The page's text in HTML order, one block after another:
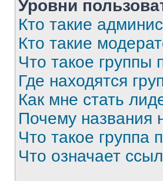
Уровни
Кто такие
Кто такие
Что такое группы
Где находятся
Как мне стать
Почему названия
Что такое группа
Что означает